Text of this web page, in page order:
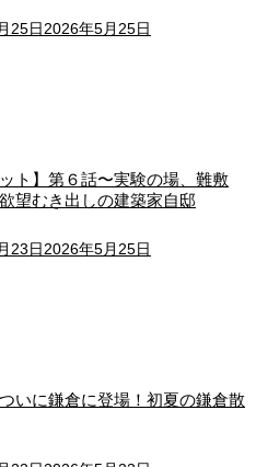
25日2026年5月25日
ト】第６話〜実験の場、難敷
望むき出しの建築家自邸
23日2026年5月25日
いに鎌倉に登場！初夏の鎌倉散